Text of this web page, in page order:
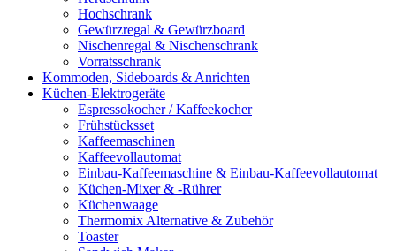
Hochschrank
Gewürzregal & Gewürzboard
Nischenregal & Nischenschrank
Vorratsschrank
Kommoden, Sideboards & Anrichten
Küchen-Elektrogeräte
Espressokocher / Kaffeekocher
Frühstücksset
Kaffeemaschinen
Kaffeevollautomat
Einbau-Kaffeemaschine & Einbau-Kaffeevollautomat
Küchen-Mixer & -Rührer
Küchenwaage
Thermomix Alternative & Zubehör
Toaster